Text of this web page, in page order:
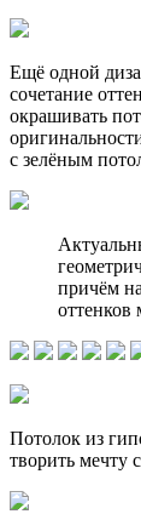
Ещё одной
сочетание
окрашивать
с зелёным
причём
оттенков
Потолок из
творить мечту